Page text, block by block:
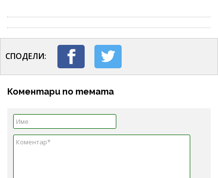
СПОДЕЛИ:
Коментари по темата